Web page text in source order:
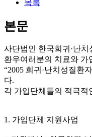
목록
본문
사단법인 한국희귀·난
환우여러분의 치료와 가
“2005 희귀·난치성질환
다.
각 가입단체들의 적극적
1. 가입단체 지원사업